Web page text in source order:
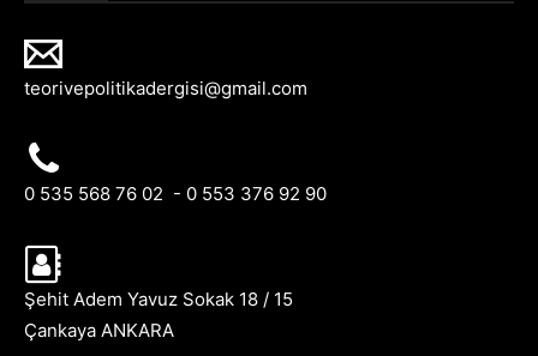
teorivepolitikadergisi@gmail.com
0 535 568 76 02 - 0 553 376 92 90
Şehit Adem Yavuz Sokak 18 / 15
Çankaya ANKARA